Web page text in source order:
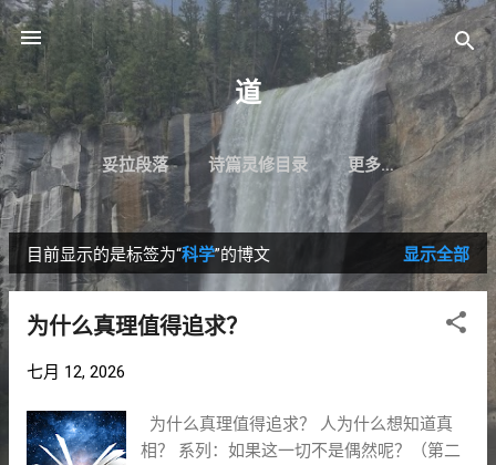
跳至主要内容
道
妥拉段落 诗篇灵修目录 更多…
博
文
目前显示的是标签为“科学”的博文 显示全部
为什么真理值得追求？
七月 12, 2026
为什么真理值得追求？ 人为什么想知道真
相？ 系列：如果这一切不是偶然呢？（第二